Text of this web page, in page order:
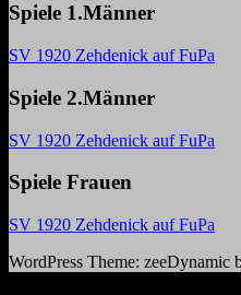
Spiele 1.Männer
SV 1920 Zehdenick auf FuPa
Spiele 2.Männer
SV 1920 Zehdenick auf FuPa
Spiele Frauen
SV 1920 Zehdenick auf FuPa
WordPress Theme: zeeDynamic